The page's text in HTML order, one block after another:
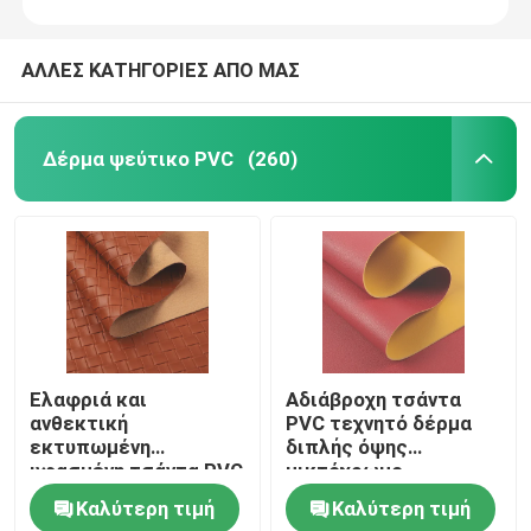
ΑΛΛΕΣ ΚΑΤΗΓΟΡΙΕΣ ΑΠΟ ΜΑΣ
Δέρμα ψεύτικο PVC (260)
Ελαφριά και
ανθεκτική
εκτυπωμένη
υφασμένη τσάντα PVC
πλαστό δερμάτινο
ύφασμαΚαλύτερη τιμή
Αδιάβροχη τσάντα
PVC τεχνητό δέρμα
διπλής όψης
μικτόχρωμο
Καλύτερη τιμή